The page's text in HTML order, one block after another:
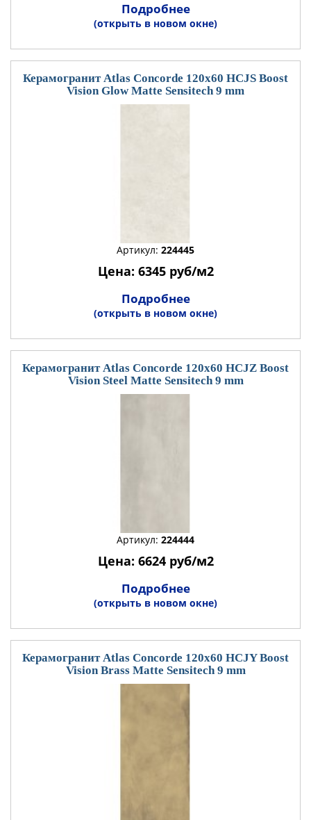
Подробнее
(открыть в новом окне)
Керамогранит Atlas Concorde 120x60 HCJS Boost
Vision Glow Matte Sensitech 9 mm
Артикул: 224445
Цена: 6345 руб/м2
Подробнее
(открыть в новом окне)
Керамогранит Atlas Concorde 120x60 HCJZ Boost
Vision Steel Matte Sensitech 9 mm
Артикул: 224444
Цена: 6624 руб/м2
Подробнее
(открыть в новом окне)
Керамогранит Atlas Concorde 120x60 HCJY Boost
Vision Brass Matte Sensitech 9 mm